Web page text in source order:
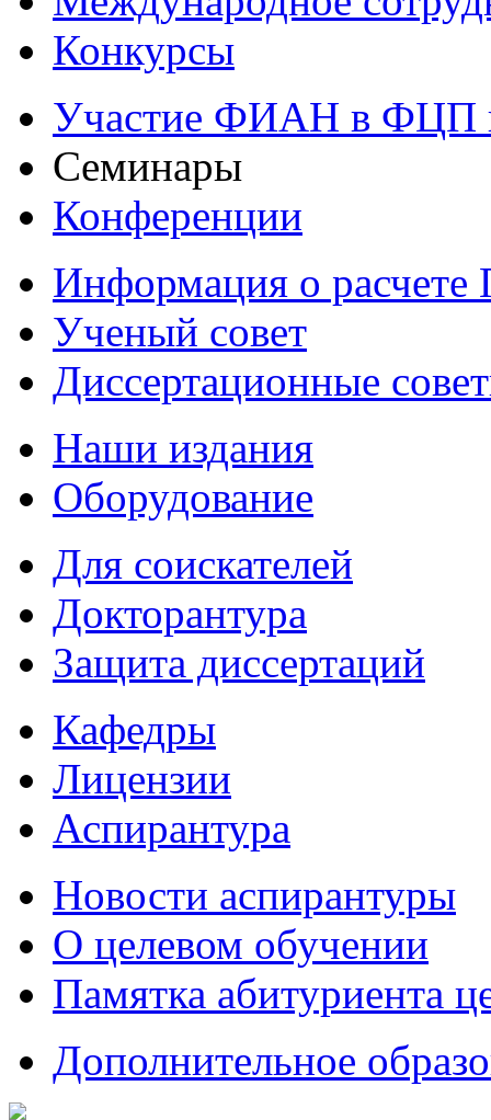
Конкурсы
Участие ФИАН в ФЦП
Семинары
Конференции
Информация о
Ученый совет
Диссертационные
Наши издания
Оборудование
Для соискателей
Докторантура
Защита диссертаций
Кафедры
Лицензии
Аспирантура
Новости аспирантуры
О целевом обучении
Памятка абитуриента
Дополнительное